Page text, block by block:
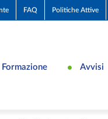
FAQ Politiche Attive
Avvisi